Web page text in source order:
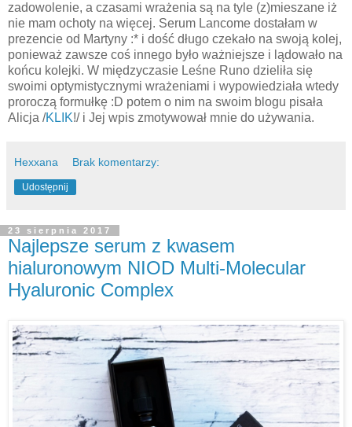
zadowolenie, a czasami wrażenia są na tyle (z)mieszane iż
nie mam ochoty na więcej. Serum Lancome dostałam w
prezencie od Martyny :* i dość długo czekało na swoją kolej,
ponieważ zawsze coś innego było ważniejsze i lądowało na
końcu kolejki. W międzyczasie Leśne Runo dzieliła się
swoimi optymistycznymi wrażeniami i wypowiedziała wtedy
proroczą formułkę :D potem o nim na swoim blogu pisała
Alicja /KLIK!/ i Jej wpis zmotywował mnie do używania.
Hexxana Brak komentarzy:
Udostępnij
23 sierpnia 2017
Najlepsze serum z kwasem
hialuronowym NIOD Multi-Molecular
Hyaluronic Complex